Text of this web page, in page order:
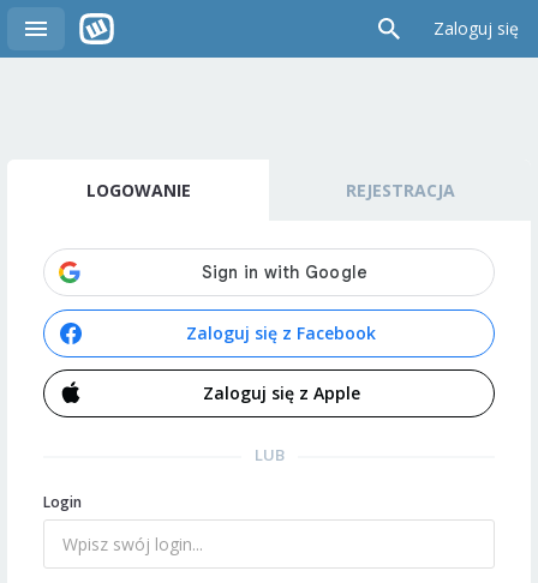
Zaloguj się
LOGOWANIE REJESTRACJA
Zaloguj się z Facebook
Zaloguj się z Apple
LUB
Login